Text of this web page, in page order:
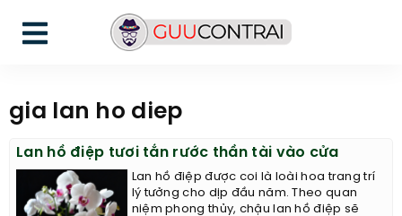
gia lan ho diep
Lan hồ điệp tươi tắn rước thần tài vào cửa
Lan hồ điệp được coi là loài hoa trang trí
lý tưởng cho dịp đầu năm. Theo quan
niệm phong thủy, chậu lan hồ điệp sẽ